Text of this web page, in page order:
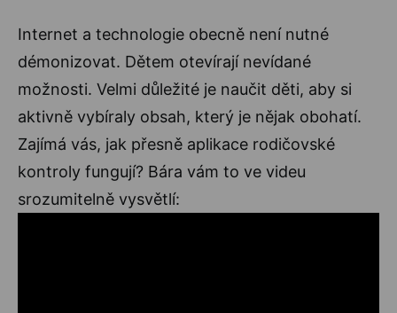
Internet a technologie obecně není nutné
démonizovat. Dětem otevírají nevídané
možnosti. Velmi důležité je naučit děti, aby si
aktivně vybíraly obsah, který je nějak obohatí.
Zajímá vás, jak přesně aplikace rodičovské
kontroly fungují? Bára vám to ve videu
srozumitelně vysvětlí: